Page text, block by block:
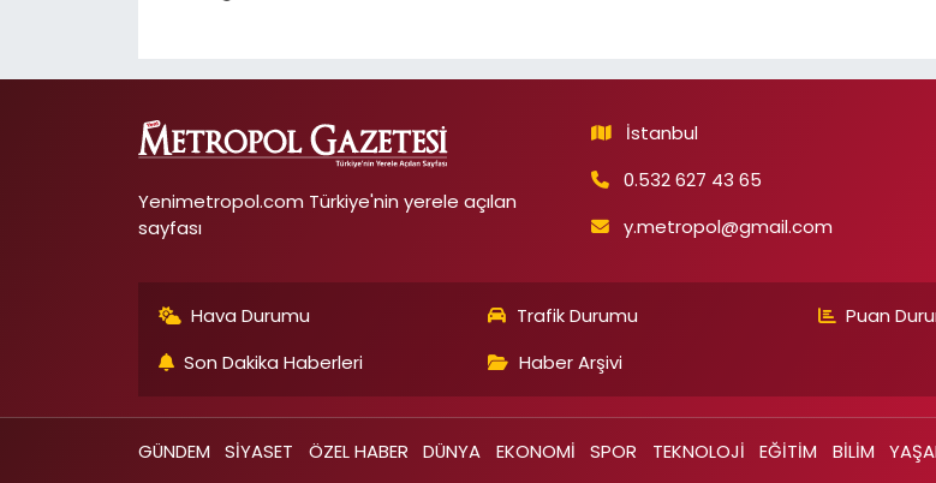
Yenimetropol.com Türkiye'nin yerele açılan
sayfası
İstanbul
0.532 627 43 65
y.metropol@gmail.com
Hava Durumu Trafik Durumu Puan
Son Dakika Haberleri
Haber Arşivi
GÜNDEM SİYASET ÖZEL HABER DÜNYA EKONOMİ SPOR TEKNOLOJİ EĞİTİM BİLİM